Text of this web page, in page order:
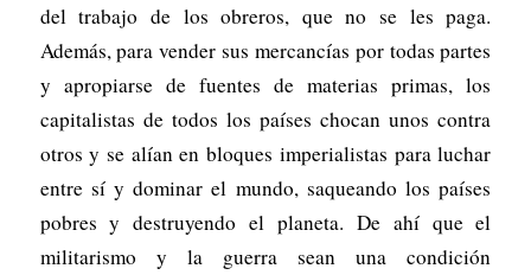
del trabajo de los obreros, que no se les paga.
Además, para vender sus mercancías por todas partes
y apropiarse de fuentes de materias primas, los
capitalistas de todos los países chocan unos contra
otros y se alían en bloques imperialistas para luchar
entre sí y dominar el mundo, saqueando los países
pobres y destruyendo el planeta. De ahí que el
militarismo y la guerra sean una condición